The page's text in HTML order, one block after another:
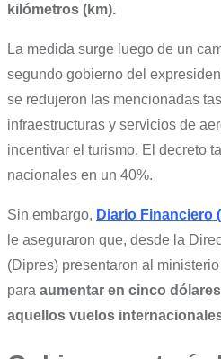
kilómetros (km).
La medida surge luego de un
segundo gobierno del
se redujeron las mencionadas
infraestructuras y servicios de
incentivar el turismo. El decreto
nacionales en un 40%.
Sin embargo, Diario Financiero
le aseguraron que, desde la
(Dipres) presentaron al
para aumentar en cinco
aquellos vuelos